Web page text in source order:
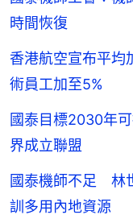
時間恢復
香港航空宣布平
術員工加至5%
國泰目標2030年
界成立聯盟
國泰機師不足 林
訓多用內地資源